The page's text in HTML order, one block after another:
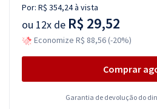
Por: R$ 354,24à vista
ou 12x de R$ 29,52
Economize R$ 88,56 (-20%)
Comprar
Garantia de devolução do